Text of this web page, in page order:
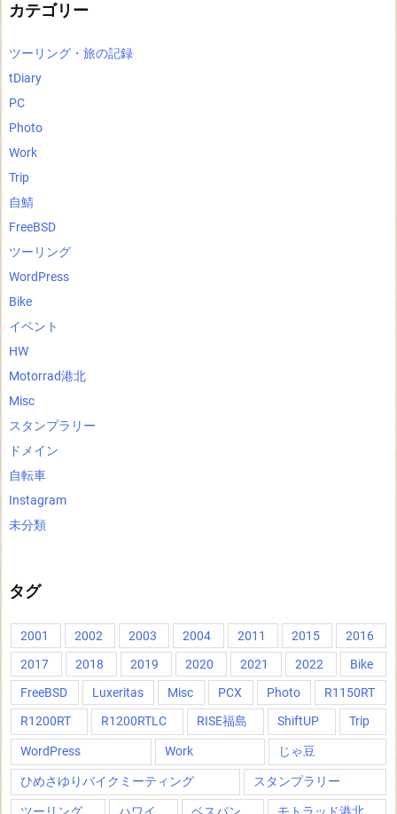
カテゴリー
ツーリング・旅の記録
tDiary
PC
Photo
Work
Trip
自鯖
FreeBSD
ツーリング
WordPress
Bike
イベント
HW
Motorrad港北
Misc
スタンプラリー
ドメイン
自転車
Instagram
未分類
タグ
2001 2002 2003 2004 2011 2015
2016
2017
2018 2019 2020 2021 2022
Bike
FreeBSD
Luxeritas Misc PCX Photo
R1150RT
R1200RT
R1200RTLC RISE福島 ShiftUP Trip
WordPress Work じゃ豆
ひめさゆりバイクミーティング スタンプラリー